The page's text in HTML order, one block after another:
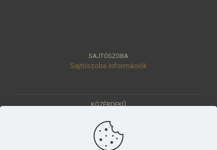
SAJTÓSZOBA
Sajtószoba információk
KÖZÉRDEKŰ
Értéktár
Pályázatok